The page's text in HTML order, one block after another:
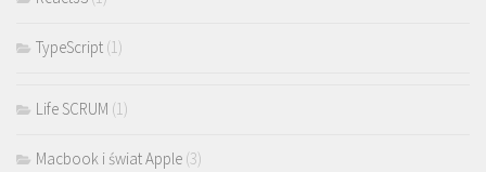
TypeScript (1)
Life SCRUM (1)
Macbook i świat Apple (3)